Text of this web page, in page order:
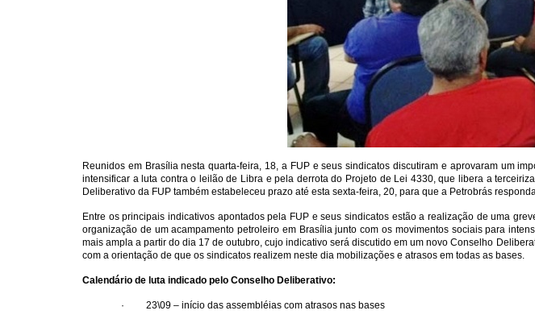
Reunidos em Brasília nesta quarta-feira, 18, a FUP e seus sindicatos discutiram e aprovaram um
intensificar a luta contra o leilão de Libra e pela derrota do Projeto de Lei 4330, que libera a
Deliberativo da FUP também estabeleceu prazo até esta sexta-feira, 20, para que a Petrobrás
Entre os principais indicativos apontados pela FUP e seus sindicatos estão a realização de uma
organização de um acampamento petroleiro em Brasília junto com os movimentos sociais para
mais ampla a partir do dia 17 de outubro, cujo indicativo será discutido em um novo Conselho
com a orientação de que os sindicatos realizem neste dia mobilizações e atrasos em todas as bases.
Calendário de luta indicado pelo Conselho Deliberativo:
· 23\09 – início das assembléias com atrasos nas bases